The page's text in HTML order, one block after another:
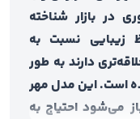
در بازار شناخته
زیبایی نسبت به
دارند به طور
است. این مدل مهر
می‌شود احتیاج به